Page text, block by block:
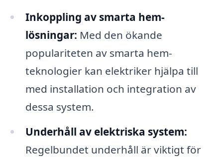
Inkoppling av smarta hem-
lösningar: Med den ökande
populariteten av smarta hem-
teknologier kan elektriker hjälpa till
med installation och integration av
dessa system.
Underhåll av elektriska system:
Regelbundet underhåll är viktigt för